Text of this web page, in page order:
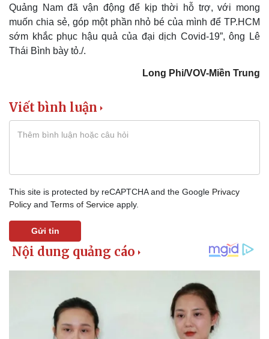
Vụ án
Tư vấn luật
Quảng Nam đã vận động để kịp thời hỗ trợ, với mong
muốn chia sẻ, góp một phần nhỏ bé của mình để TP.HCM
sớm khắc phục hậu quả của đại dịch Covid-19”, ông Lê
Thái Bình bày tỏ./.
Long Phi/VOV-Miền Trung
Viết bình luận
This site is protected by reCAPTCHA and the Google Privacy
Policy and Terms of Service apply.
Gửi tin